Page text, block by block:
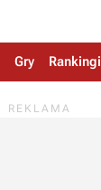
Gry Rankingi